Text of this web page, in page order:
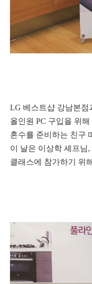
LG 베스트샵 강남본점
올인원 PC 구입을 위
혼수를 준비하는 친구
이 날은 이상학 셰프님
클래스에 참가하기 위